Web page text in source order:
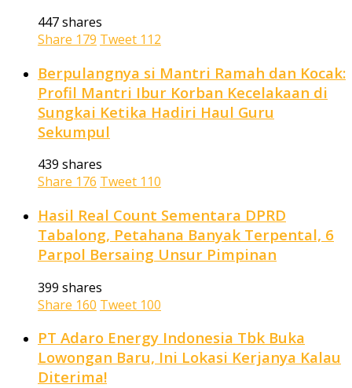
447 shares
Share 179 Tweet 112
Berpulangnya si Mantri Ramah dan Kocak:
Profil Mantri Ibur Korban Kecelakaan di
Sungkai Ketika Hadiri Haul Guru
Sekumpul
439 shares
Share 176 Tweet 110
Hasil Real Count Sementara DPRD
Tabalong, Petahana Banyak Terpental, 6
Parpol Bersaing Unsur Pimpinan
399 shares
Share 160 Tweet 100
PT Adaro Energy Indonesia Tbk Buka
Lowongan Baru, Ini Lokasi Kerjanya Kalau
Diterima!